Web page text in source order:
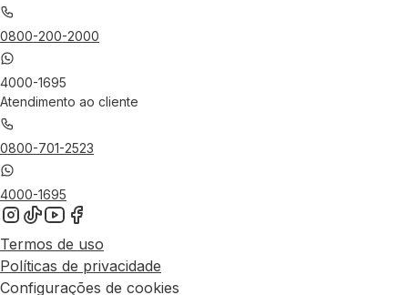
0800-200-2000
4000-1695
Atendimento ao cliente
0800-701-2523
4000-1695
Termos de uso
Políticas de privacidade
Configurações de cookies